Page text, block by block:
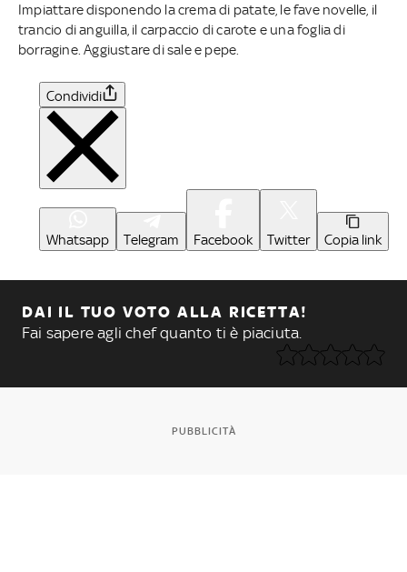
Impiattare disponendo la crema di patate, le fave novelle, il
trancio di anguilla, il carpaccio di carote e una foglia di
borragine. Aggiustare di sale e pepe.
Condividi
Whatsapp Telegram Facebook Twitter Copia link
DAI IL TUO VOTO ALLA RICETTA!
Fai sapere agli chef quanto ti è piaciuta.
PUBBLICITÀ